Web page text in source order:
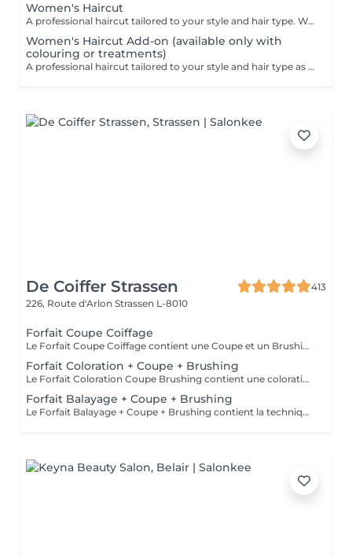
Women's Haircut
A professional haircut tailored to your style and hair type. We begin with a short consultation to discuss your expectations, followed by a gentle wash while you relax lying comfortably in our Maletti chair, a precise cut, and a smooth blow-dry. We use Dyson Pro tools that protect your hair from excessive heat and deliver a sleek, polished finish. LaBiosthétique care and styling products provide holistic care for hair and scalp, combining scientific research with carefully selected natural ingredients. All brushes are sanitised with Sibel equipment, which effectively removes hair, product buildup, and impurities while reducing bacteria on the brush surface to maintain high hygiene standards for every client. For a more defined final look, styling can be added as an add-on. Simple, Moderate, Complex This grading reflects your hair's individual characteristics, such as texture, density, and length and is assessed by your hairdresser at the start of your visit. Not sure which to choose? We recommend booking Complex. The price will be adjusted after your consultation. Note: This is not related to the difficulty of haircuts or timing.
Women's Haircut Add-on (available only with
colouring or treatments)
A professional haircut tailored to your style and hair type as an add-on to colouring or treatments. We begin with a short consultation to discuss your expectations, followed by a gentle wash while you relax lying comfortably in our Maletti chair, a precise cut, and a smooth blow-dry. We use Dyson Pro tools that protect your hair from excessive heat and deliver a sleek, polished finish. LaBiosthétique care and styling products provide holistic care for hair and scalp, combining scientific research with carefully selected natural ingredients. All brushes are sanitised with Sibel equipment, which effectively removes hair, product buildup, and impurities while reducing bacteria on the brush surface to maintain high hygiene standards for every client. For a more defined final look, styling can be added as an add-on. Simple, Moderate, Complex This grading reflects your hair's individual characteristics, such as texture, density, and length and is assessed by your hairdresser at the start of your visit. Not sure which to choose? We recommend booking Complex. The price will be adjusted after your consultation. Note: This is not related to the difficulty of haircuts or timing.
De Coiffer Strassen
413
226, Route d'Arlon Strassen L-8010
Forfait Coupe Coiffage
Le Forfait Coupe Coiffage contient une Coupe et un Brushing. Dépendant de la longueur des cheveux, le prix peut varier. En cas de questions veuillez appeler au +352 26 31 07 11.
Forfait Coloration + Coupe + Brushing
Le Forfait Coloration Coupe Brushing contient une coloration des racines et une coupe. Dépendant de la quantité de couleur utilisée ou de la longueur des cheveux le prix peut varier. (Veuillez sélectionner le Forfait Balayage au cas où vous souhaitez avoir des mèches ou un Balayage.) En cas de questions veuillez appeler au +352 26 35 02 89
Forfait Balayage + Coupe + Brushing
Le Forfait Balayage + Coupe + Brushing contient la technique Balayage, un coulage (pour donner le bon reflet au Balayage), Olaplex, une Coupe et un Brushing. Dépendant de la quantité de produit utilisée ou de la longueur des cheveux, le prix peut varier. En cas de questions veuillez appeler au +352 26 35 02 89.